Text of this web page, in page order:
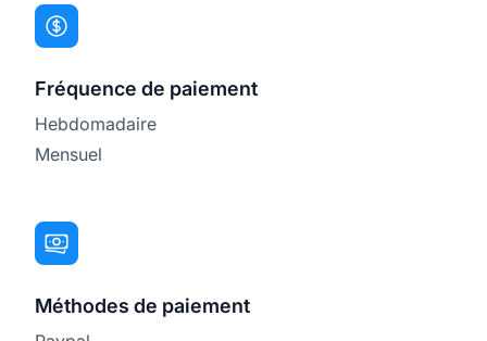
Fréquence de paiement
Hebdomadaire
Mensuel
Méthodes de paiement